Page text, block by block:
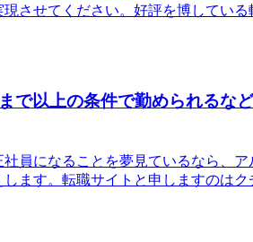
させてください。好評を博してい
で以上の条件で勤められるな
員になることを夢見ているなら、
ます。転職サイトと申しますのは